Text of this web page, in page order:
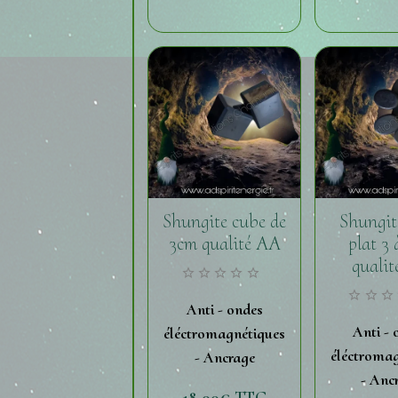
Shungite cube de
3cm qualité AA
Anti - ondes
éléctromagnétiques
- Ancrage
plat 3
Anti -
-